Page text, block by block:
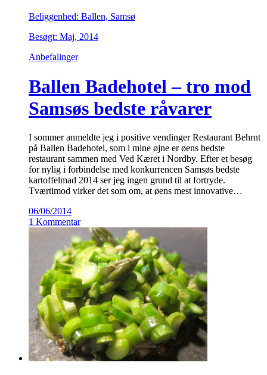
Beliggenhed: Ballen, Samsø
Besøgt: Maj, 2014
Anbefalinger
Ballen Badehotel – tro mod
Samsøs bedste råvarer
I sommer anmeldte jeg i positive vendinger Restaurant Behrnt
på Ballen Badehotel, som i mine øjne er øens bedste
restaurant sammen med Ved Kæret i Nordby. Efter et besøg
for nylig i forbindelse med konkurrencen Samsøs bedste
kartoffelmad 2014 ser jeg ingen grund til at fortryde.
Tværtimod virker det som om, at øens mest innovative…
06/06/2014
1 Kommentar